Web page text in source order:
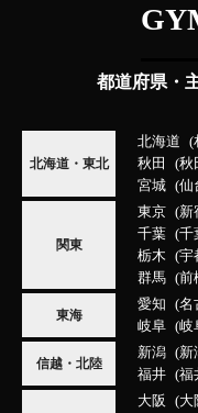
都道府県・
北海道・東北
北海道
秋田
秋
宮城
仙
関東
東京 新
千葉
千
栃木
宇
群馬
前
東海
愛知 名
岐阜
岐
信越・北陸
新潟 新
福井
福
大阪 大